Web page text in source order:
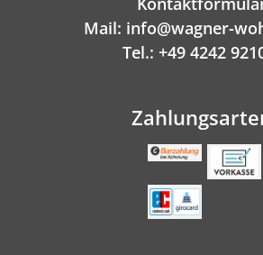
Mail: info@wagner-
Tel.: +49 4242